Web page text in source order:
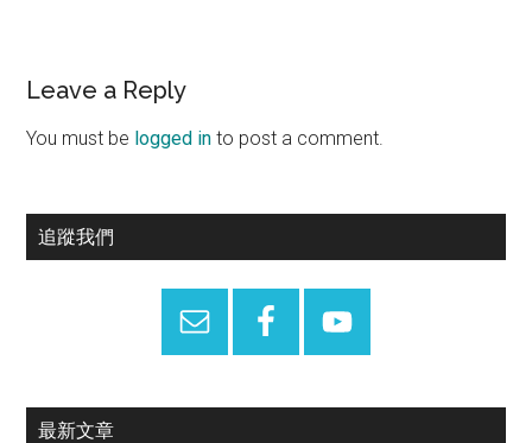
Reader
Interactions
Leave a Reply
You must be logged in to post a comment.
Primary
追蹤我們
最新文章